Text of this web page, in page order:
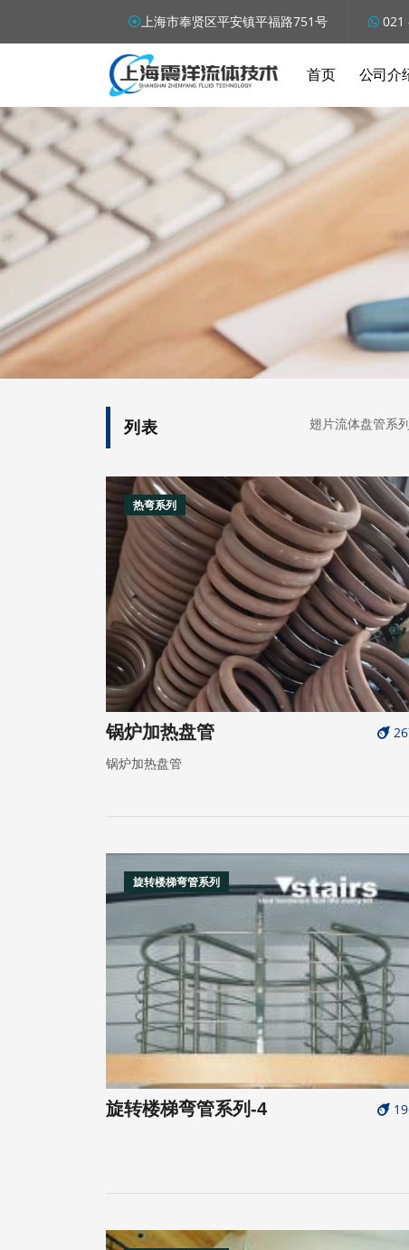
上海市奉贤区平安镇平福路751号 021
首页 公司介
列表 翅片流体盘管系列
热弯系列
锅炉加热盘管
锅炉加热盘管
旋转楼梯弯管系列
旋转楼梯弯管系列-4